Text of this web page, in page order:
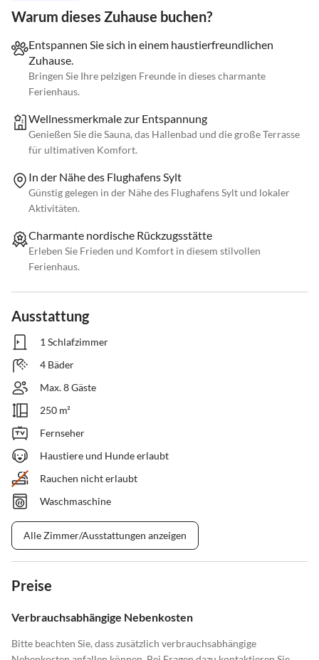
Warum dieses Zuhause buchen?
Entspannen Sie sich in einem haustierfreundlichen
Zuhause.
Bringen Sie Ihre pelzigen Freunde in dieses charmante
Ferienhaus.
Wellnessmerkmale zur Entspannung
Genießen Sie die Sauna, das Hallenbad und die große Terrasse
für ultimativen Komfort.
In der Nähe des Flughafens Sylt
Günstig gelegen in der Nähe des Flughafens Sylt und lokaler
Aktivitäten.
Charmante nordische Rückzugsstätte
Erleben Sie Frieden und Komfort in diesem stilvollen
Ferienhaus.
Ausstattung
1 Schlafzimmer
4 Bäder
Max. 8 Gäste
250 m²
Fernseher
Haustiere und Hunde erlaubt
Rauchen nicht erlaubt
Waschmaschine
Alle Zimmer/Ausstattungen anzeigen
Preise
Verbrauchsabhängige Nebenkosten
Bitte beachten Sie, dass zusätzlich verbrauchsabhängige